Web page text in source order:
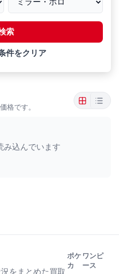
索
件をクリア
格です。
み込んでいます
をまとめた買取
ポケ
カ
ワンピ
ース